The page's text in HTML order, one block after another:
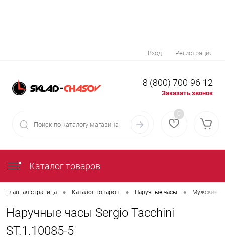
Вход Регистрация
8 (800) 700-96-12
Заказать звонок
0
Каталог товаров
Главная страница • Каталог товаров • Наручные часы • Мужские
Наручные часы Sergio Tacchini
ST.1.10085-5